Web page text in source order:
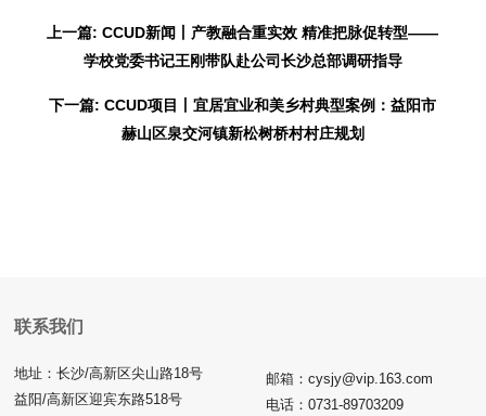
上一篇: CCUD新闻丨产教融合重实效 精准把脉促转型——
学校党委书记王刚带队赴公司长沙总部调研指导
下一篇: CCUD项目丨宜居宜业和美乡村典型案例：益阳市
赫山区泉交河镇新松树桥村村庄规划
联系我们
地址：长沙/高新区尖山路18号
益阳/高新区迎宾东路518号
邮箱：cysjy@vip.163.com
电话：0731-89703209